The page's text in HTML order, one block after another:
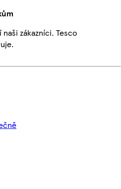
zákazníci. Tesco